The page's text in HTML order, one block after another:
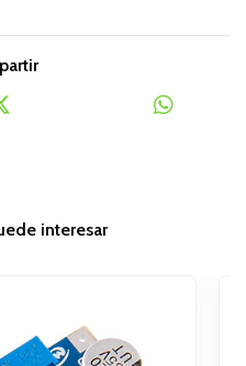
interesar